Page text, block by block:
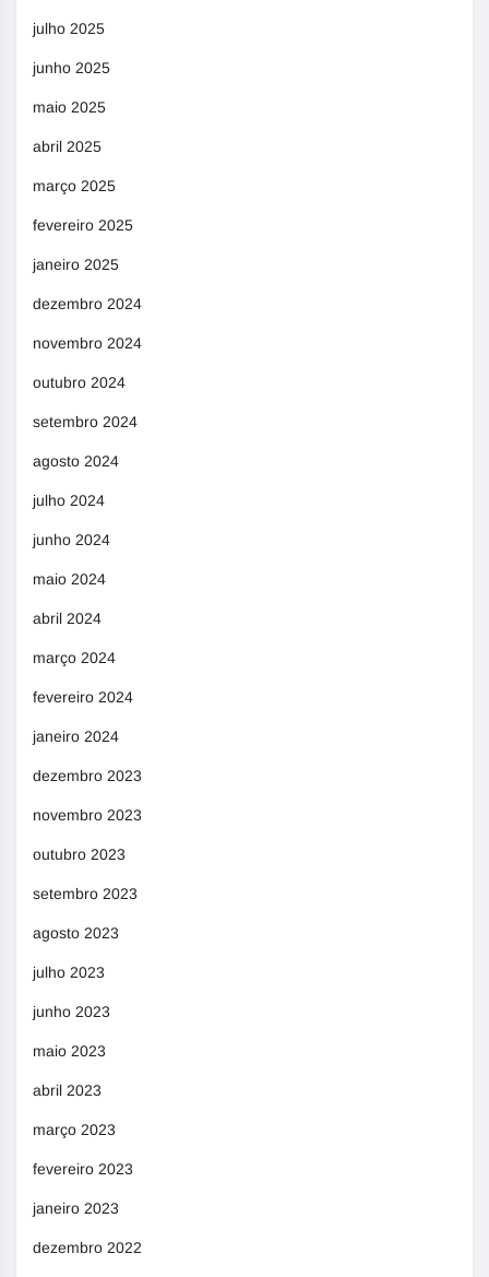
julho 2025
junho 2025
maio 2025
abril 2025
março 2025
fevereiro 2025
janeiro 2025
dezembro 2024
novembro 2024
outubro 2024
setembro 2024
agosto 2024
julho 2024
junho 2024
maio 2024
abril 2024
março 2024
fevereiro 2024
janeiro 2024
dezembro 2023
novembro 2023
outubro 2023
setembro 2023
agosto 2023
julho 2023
junho 2023
maio 2023
abril 2023
março 2023
fevereiro 2023
janeiro 2023
dezembro 2022